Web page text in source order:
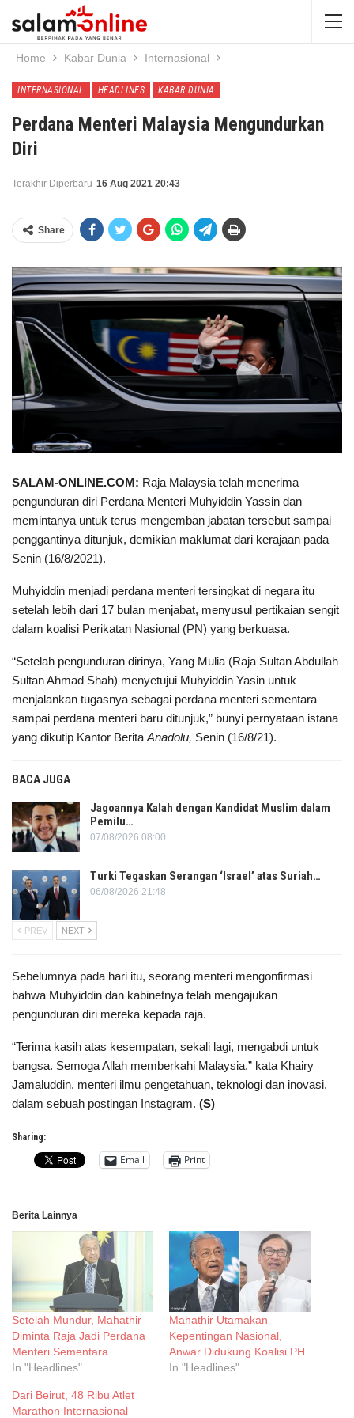
Home Kabar Dunia Internasional
INTERNASIONAL HEADLINES KABAR DUNIA
Perdana Menteri Malaysia Mengundurkan
Diri
Terakhir Diperbaru 16 Aug 2021 20:43
Share
SALAM-ONLINE.COM: Raja Malaysia telah menerima
pengunduran diri Perdana Menteri Muhyiddin Yassin dan
memintanya untuk terus mengemban jabatan tersebut sampai
penggantinya ditunjuk, demikian maklumat dari kerajaan pada
Senin (16/8/2021).
Muhyiddin menjadi perdana menteri tersingkat di negara itu
setelah lebih dari 17 bulan menjabat, menyusul pertikaian sengit
dalam koalisi Perikatan Nasional (PN) yang berkuasa.
“Setelah pengunduran dirinya, Yang Mulia (Raja Sultan Abdullah
Sultan Ahmad Shah) menyetujui Muhyiddin Yasin untuk
menjalankan tugasnya sebagai perdana menteri sementara
sampai perdana menteri baru ditunjuk,” bunyi pernyataan istana
yang dikutip Kantor Berita Anadolu, Senin (16/8/21).
BACA JUGA
Jagoannya Kalah dengan Kandidat Muslim dalam
Pemilu…
07/08/2026 08:00
Turki Tegaskan Serangan ‘Israel’ atas Suriah…
06/08/2026 21:48
PREV NEXT
Sebelumnya pada hari itu, seorang menteri mengonfirmasi
bahwa Muhyiddin dan kabinetnya telah mengajukan
pengunduran diri mereka kepada raja.
“Terima kasih atas kesempatan, sekali lagi, mengabdi untuk
bangsa. Semoga Allah memberkahi Malaysia,” kata Khairy
Jamaluddin, menteri ilmu pengetahuan, teknologi dan inovasi,
dalam sebuah postingan Instagram. (S)
Sharing:
Email Print
Berita Lainnya
Setelah Mundur, Mahathir
Diminta Raja Jadi Perdana
Menteri Sementara
In "Headlines"
Mahathir Utamakan
Kepentingan Nasional,
Anwar Didukung Koalisi PH
In "Headlines"
Dari Beirut, 48 Ribu Atlet
Marathon Internasional